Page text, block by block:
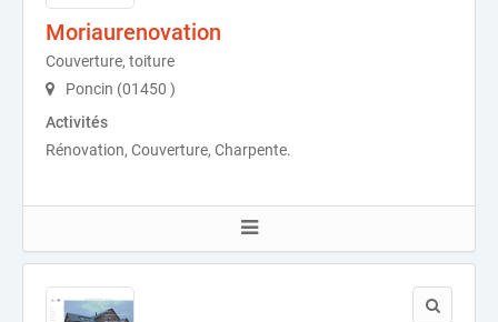
Moriaurenovation
Couverture, toiture
Poncin (01450 )
Activités
Rénovation, Couverture, Charpente.